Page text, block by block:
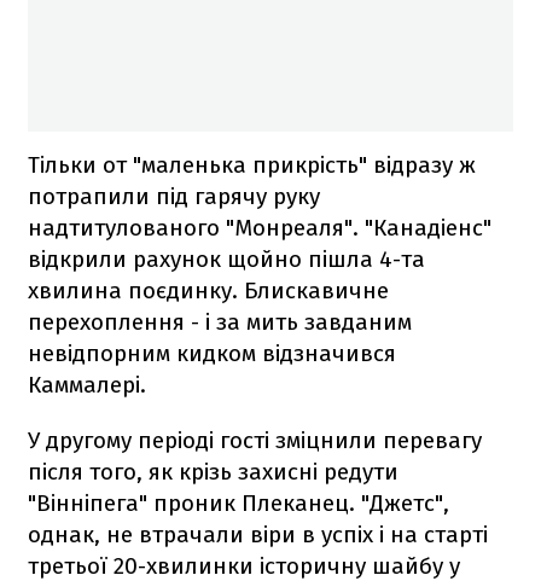
Тільки от "маленька прикрість" відразу ж
потрапили під гарячу руку
надтитулованого "Монреаля". "Канадіенс"
відкрили рахунок щойно пішла 4-та
хвилина поєдинку. Блискавичне
перехоплення - і за мить завданим
невідпорним кидком відзначився
Каммалері.
У другому періоді гості зміцнили перевагу
після того, як крізь захисні редути
"Вінніпега" проник Плеканец. "Джетс",
однак, не втрачали віри в успіх і на старті
третьої 20-хвилинки історичну шайбу у